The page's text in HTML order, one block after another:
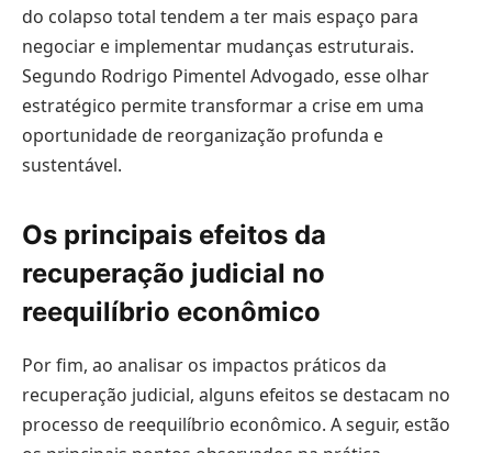
do colapso total tendem a ter mais espaço para
negociar e implementar mudanças estruturais.
Segundo Rodrigo Pimentel Advogado, esse olhar
estratégico permite transformar a crise em uma
oportunidade de reorganização profunda e
sustentável.
Os principais efeitos da
recuperação judicial no
reequilíbrio econômico
Por fim, ao analisar os impactos práticos da
recuperação judicial, alguns efeitos se destacam no
processo de reequilíbrio econômico. A seguir, estão